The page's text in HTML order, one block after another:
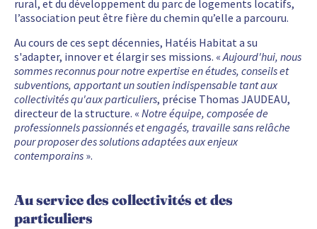
rural, et du développement du parc de logements locatifs,
l’association peut être fière du chemin qu’elle a parcouru.
Au cours de ces sept décennies, Hatéis Habitat a su
s'adapter, innover et élargir ses missions. «Aujourd'hui, nous
sommes reconnus pour notre expertise en études, conseils et
subventions, apportant un soutien indispensable tant aux
collectivités qu'aux particuliers, précise Thomas JAUDEAU,
directeur de la structure. « Notre équipe, composée de
professionnels passionnés et engagés, travaille sans relâche
pour proposer des solutions adaptées aux enjeux
contemporains ».
Au service des collectivités et des
particuliers